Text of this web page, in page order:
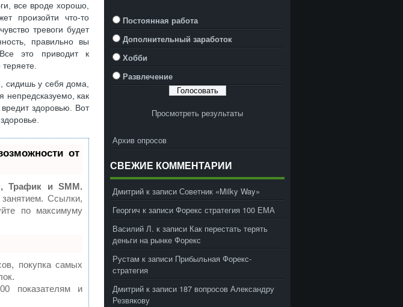
все вроде хорошо,
произойти что-то
тревоги будет
правильно вы
это приводит к
сидишь у себя дома,
непредсказуемо, как
здоровью. Вот
от
Трафик и SMM.
Ссылки,
по максимуму
покупка самых
показателям и
Постоянная работа
Дополнительный заработок
Хобби
Развлечение
Просмотреть результаты
Архив опросов
СВЕЖИЕ КОММЕНТАРИИ
Дмитрий к записи Советник «Milky Way»
Георгич к записи Форекс стратегия 100 ЕМА
Василий Л. к записи Как перестать терять
деньги на рынке Форекс
Рустам к записи Прибыльная Форекс-
стратегия
Дмитрий к записи 187 вопросов Александру
Резвякову